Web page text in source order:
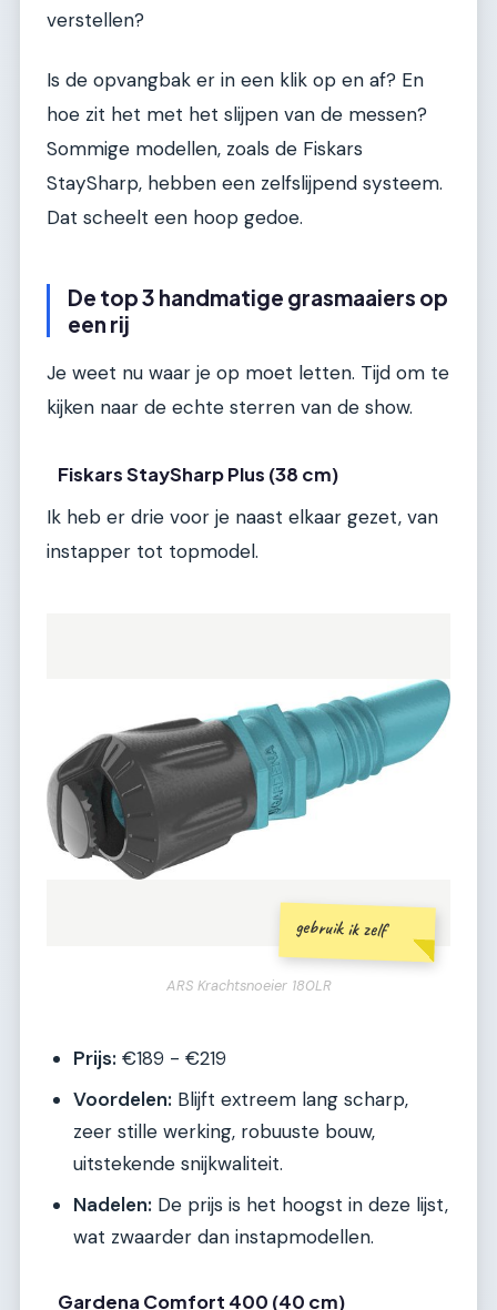
verstellen?
Is de opvangbak er in een klik op en af? En
hoe zit het met het slijpen van de messen?
Sommige modellen, zoals de Fiskars
StaySharp, hebben een zelfslijpend systeem.
Dat scheelt een hoop gedoe.
De top 3 handmatige grasmaaiers op
een rij
Je weet nu waar je op moet letten. Tijd om te
kijken naar de echte sterren van de show.
Fiskars StaySharp Plus (38 cm)
Ik heb er drie voor je naast elkaar gezet, van
instapper tot topmodel.
gebruik ik zelf
ARS Krachtsnoeier 180LR
Prijs: €189 - €219
Voordelen: Blijft extreem lang scharp,
zeer stille werking, robuuste bouw,
uitstekende snijkwaliteit.
Nadelen: De prijs is het hoogst in deze lijst,
wat zwaarder dan instapmodellen.
Gardena Comfort 400 (40 cm)